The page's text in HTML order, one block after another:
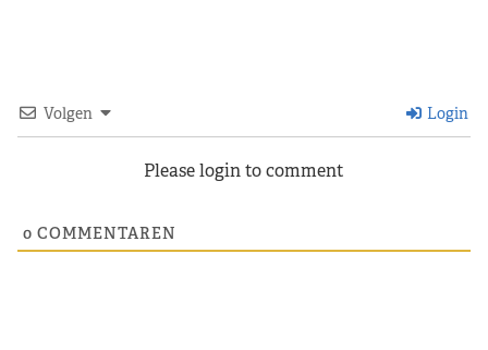
Volgen Login
Please login to comment
0 COMMENTAREN